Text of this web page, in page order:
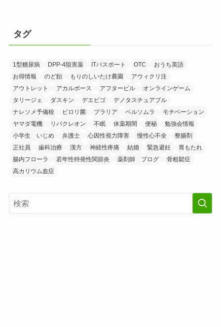
タグ
1型糖尿病 DPP-4阻害薬 ITパスポート OTC
おうち英語
お得情報
のど飴 もりのしいたけ農園
アウィクリ注
アウトレット
アカルボース アフターピル
オンラインゲーム
タリージェ
ダスキン デエビゴ
デノタスチュアブル
ナレソメ予備校
ピロリ菌 プラリア ベルソムラ
モチベーション
ヤマダ電機
リパクレオン 不眠 休薬期間 便秘
勉強会情報
小学生 いじめ
弁護士 心因性視力障害 慢性心不全
整腸剤
正社員
歯科治療 漢方 神経性疼痛 結婚 緊急避妊
胃もたれ
腸内フローラ
若年性特発性関節炎 薬剤師 ブログ
骨粗鬆症
高カリウム血症